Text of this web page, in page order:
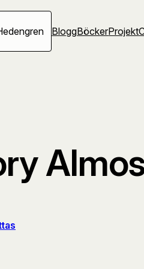
BloggBöckerProjekt